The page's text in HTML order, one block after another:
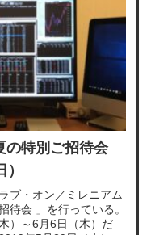
の特別ご招待会
ブ・オン／ミレニアム
待会 」を行っている。
）～6月6日（木）だ